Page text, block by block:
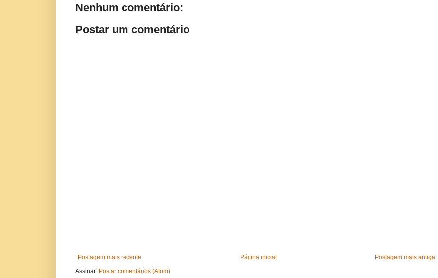
Nenhum comentário:
Postar um comentário
Postagem mais recente Postagem mais antiga
Página inicial
Assinar: Postar comentários (Atom)